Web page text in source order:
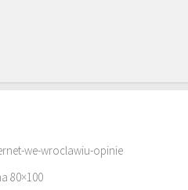
we-wroclawiu-opinie
80×100